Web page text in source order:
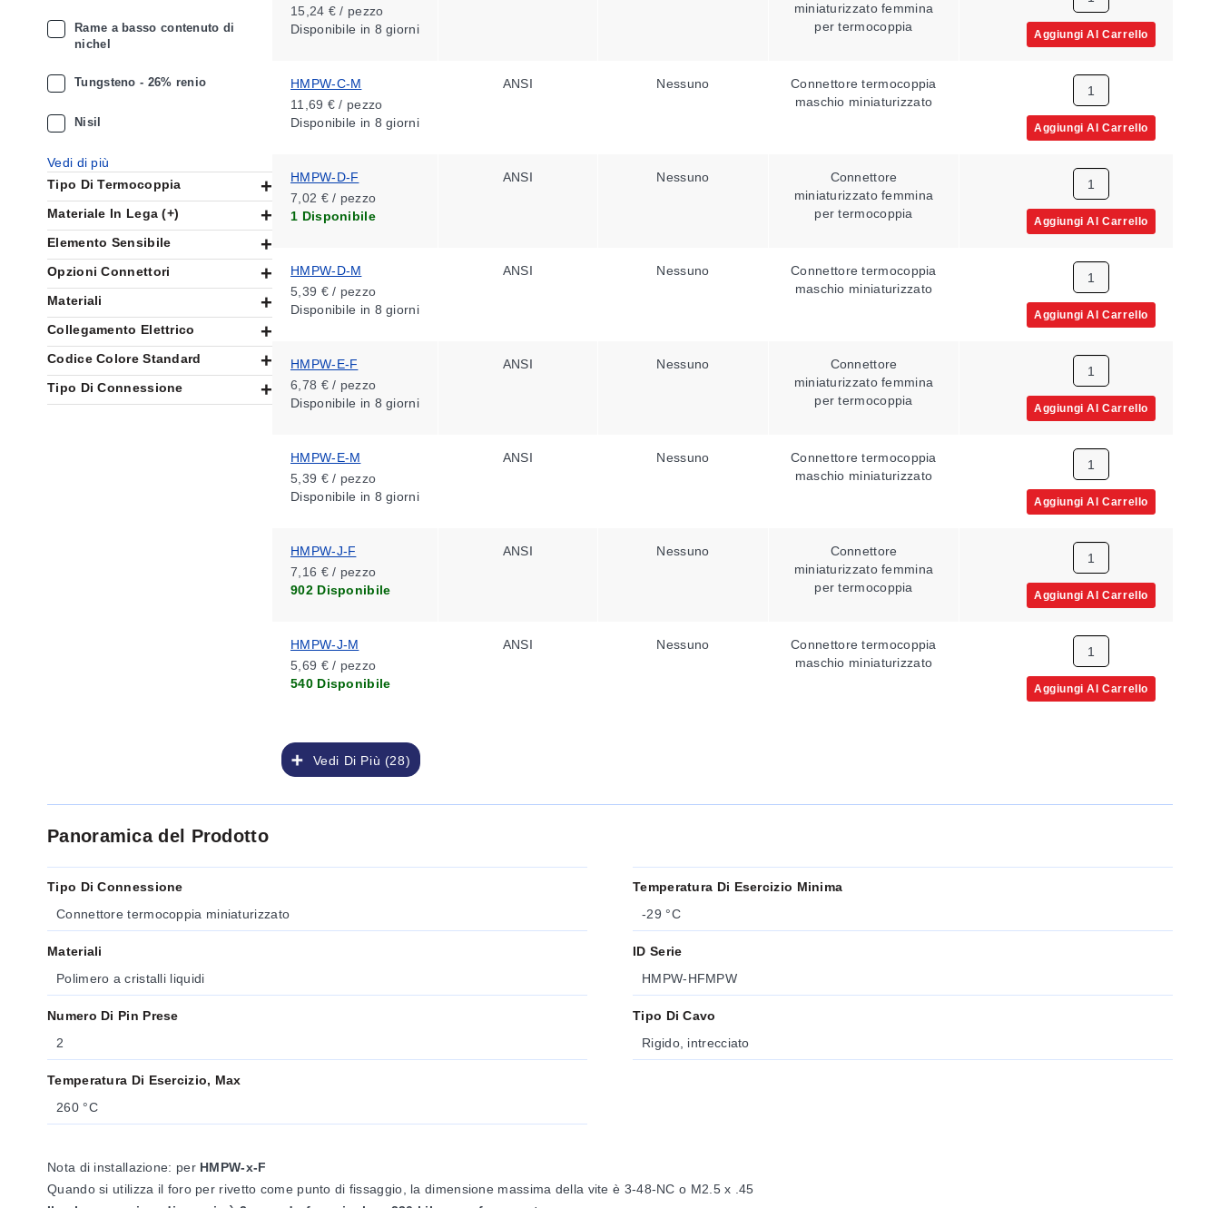
a
i
Rame a basso contenuto di
nichel
Tungsteno - 26% renio
Nisil
Vedi di più
Tipo Di Termocoppia
Materiale In Lega (+)
Elemento Sensibile
Opzioni Connettori
Materiali
Collegamento Elettrico
Codice Colore Standard
Tipo Di Connessione
Vedi Di Più (28)
15,24 € / pezzo
Disponibile in 8 giorni
miniaturizzato femmina
per termocoppia
Aggiungi Al Carrello
HMPW-C-M
11,69 € / pezzo
Disponibile in 8 giorni
ANSI Nessuno
Connettore termocoppia
maschio miniaturizzato
Aggiungi Al Carrello
HMPW-D-F
7,02 € / pezzo
1 Disponibile
ANSI Nessuno
Connettore
miniaturizzato femmina
per termocoppia
Aggiungi Al Carrello
HMPW-D-M
5,39 € / pezzo
Disponibile in 8 giorni
ANSI Nessuno
Connettore termocoppia
maschio miniaturizzato
Aggiungi Al Carrello
HMPW-E-F
6,78 € / pezzo
Disponibile in 8 giorni
ANSI Nessuno
Connettore
miniaturizzato femmina
per termocoppia
Aggiungi Al Carrello
HMPW-E-M
5,39 € / pezzo
Disponibile in 8 giorni
ANSI Nessuno
Connettore termocoppia
maschio miniaturizzato
Aggiungi Al Carrello
HMPW-J-F
7,16 € / pezzo
902 Disponibile
ANSI Nessuno
Connettore
miniaturizzato femmina
per termocoppia
Aggiungi Al Carrello
HMPW-J-M
5,69 € / pezzo
540 Disponibile
ANSI Nessuno
Connettore termocoppia
maschio miniaturizzato
Aggiungi Al Carrello
Panoramica del Prodotto
Tipo Di Connessione
Connettore termocoppia miniaturizzato
Materiali
Polimero a cristalli liquidi
Numero Di Pin Prese
2
Temperatura Di Esercizio, Max
260 °C
Temperatura Di Esercizio Minima
-29 °C
ID Serie
HMPW-HFMPW
Tipo Di Cavo
Rigido, intrecciato
Nota di installazione: per HMPW-x-F
Quando si utilizza il foro per rivetto come punto di fissaggio, la dimensione massima della vite è 3-48-NC o M2.5 x .45